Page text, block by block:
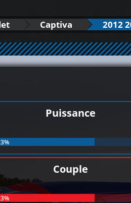
Captiva 2012
Puissance
Couple